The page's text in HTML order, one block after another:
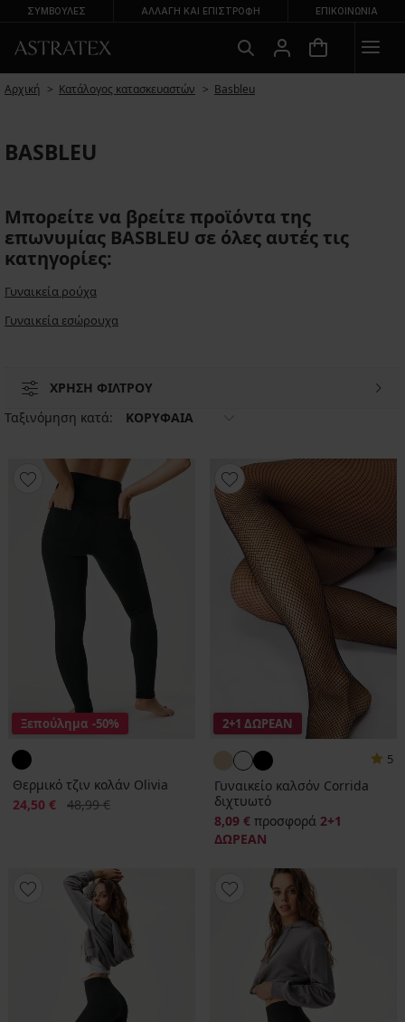
ΣΥΜΒΟΥΛΕΣ ΑΛΛΑΓΉ ΚΑΙ ΕΠΙΣΤΡΟΦΉ ΕΠΙΚΟΙΝΩΝΊΑ
Αρχική Κατάλογος κατασκευαστών Basbleu
BASBLEU
Μπορείτε να βρείτε προϊόντα της
επωνυμίας BASBLEU σε όλες αυτές τις
κατηγορίες:
Γυναικεία ρούχα
Γυναικεία εσώρουχα
ΧΡΗΣΗ ΦΙΛΤΡΟΥ
Ταξινόμηση κατά:
ΚΟΡΥΦΑΙΑ
Ξεπούλημα -50%
Θερμικό τζιν κολάν Olivia
Έκπτωση
24,50 € Αρχική τιμή
48,99 €
2+1 ΔΩΡΕΑΝ
5
Γυναικείο καλσόν Corrida
διχτυωτό
8,09 € προσφορά 2+1
ΔΩΡΕΑΝ